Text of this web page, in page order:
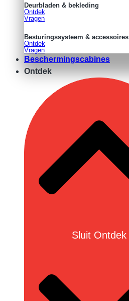
Deurbladen & bekleding
Ontdek
Vragen
Besturingssysteem & accessoires
Ontdek
Vragen
Beschermingscabines
Ontdek
Sluit Ontdek